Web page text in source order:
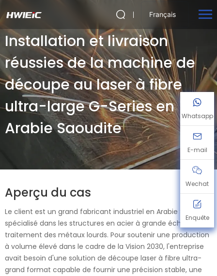
Français
Installation et livraison
réussies de la machine de
découpe au laser à fibre
ultra-large G-Series en
Arabie Saoudite
Aperçu du cas
Le client est un grand fabricant industriel en Arabie Saoudite
spécialisé dans les structures en acier à grande échelle et le
traitement des métaux lourds. Pour soutenir une production
à volume élevé dans le cadre de la Vision 2030, l'entreprise
avait besoin d'une solution de découpe laser à fibre ultra-
grand format capable de fournir une précision stable, une
Whatsapp
E-mail
Wechat
Enquête